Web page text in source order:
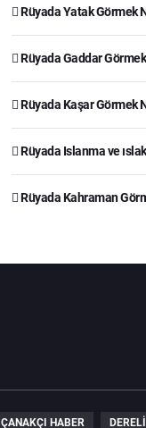
Rüyada Yatak Görmek
Rüyada Gaddar
Rüyada Kaşar Görmek
Rüyada Islanma ve
Rüyada Kahraman
ÇANAKÇI HABER